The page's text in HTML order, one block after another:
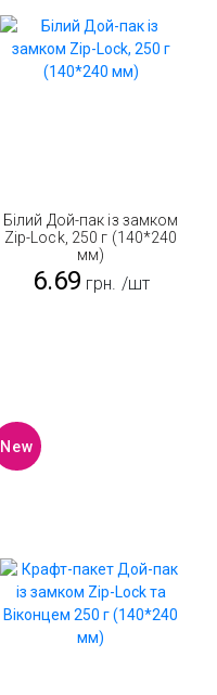
Білий Дой-пак із замком
Zip-Lock, 250 г (140*240
мм)
6.69 грн. /шт
New